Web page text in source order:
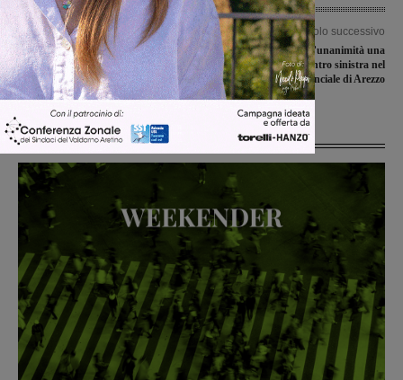
Articolo precedente
Covid-19, sono 419 i nuovi positivi:
199 in Valdarno aretino, 220 in quello
fiorentino
Articolo successivo
Fimer, approvata all’unanimità una
mozione del centro sinistra nel
Consiglio provinciale di Arezzo
Ultime Notizie